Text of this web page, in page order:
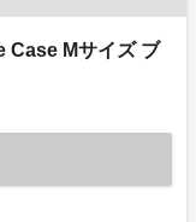
Case Mサイズ ブ